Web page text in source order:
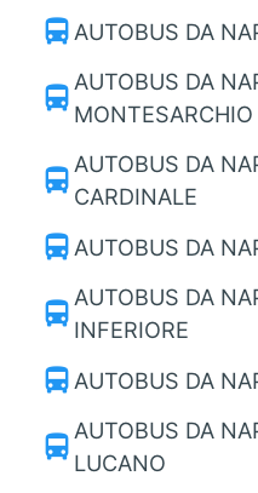
directions_bus AUTOBUS DA
directions_bus AUTOBUS DA
MONTESARCHIO
directions_bus AUTOBUS DA
CARDINALE
directions_bus AUTOBUS DA
directions_bus AUTOBUS DA
INFERIORE
directions_bus AUTOBUS DA
directions_bus AUTOBUS DA
LUCANO